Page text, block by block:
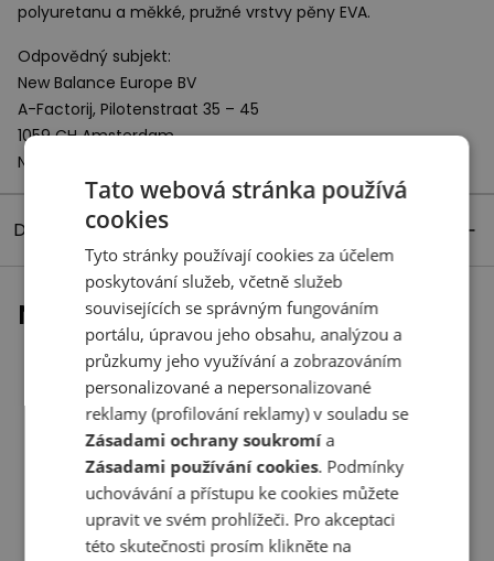
polyuretanu a měkké, pružné vrstvy pěny EVA.
Odpovědný subjekt:
New Balance Europe BV
A-Factorij, Pilotenstraat 35 – 45
1059 CH Amsterdam
Netherlands
Detaily produktu
Naposledy prohlížené
Tato webová stránka používá
cookies
Tyto stránky používají cookies za účelem
poskytování služeb, včetně služeb
souvisejících se správným fungováním
portálu, úpravou jeho obsahu, analýzou a
průzkumy jeho využívání a zobrazováním
personalizované a nepersonalizované
reklamy (profilování reklamy) v souladu se
Zásadami ochrany soukromía
Zásadami používání cookies. Podmínky
uchovávání a přístupu ke cookies můžete
upravit ve svém prohlížeči. Pro akceptaci
této skutečnosti prosím klikněte na